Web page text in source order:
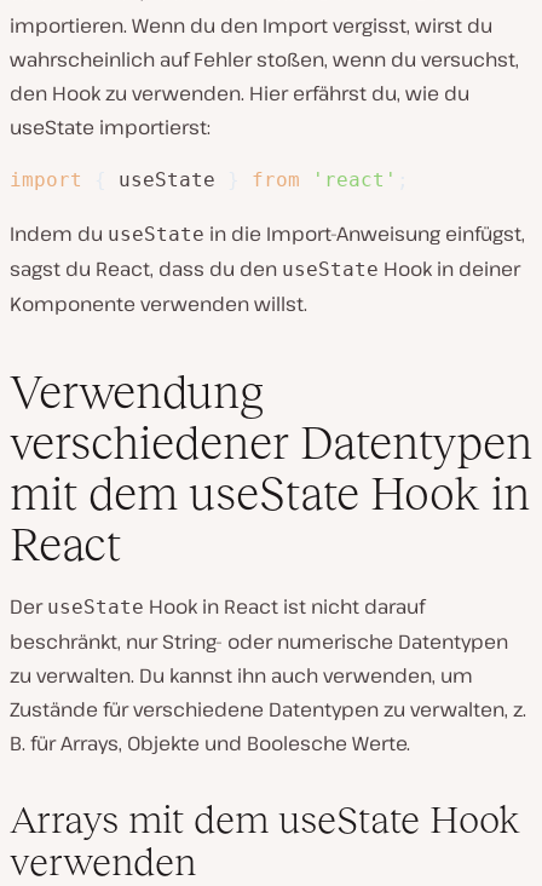
importieren. Wenn du den Import vergisst, wirst du
wahrscheinlich auf Fehler stoßen, wenn du versuchst,
den Hook zu verwenden. Hier erfährst du, wie du
useState importierst:
import useState from 'react'
Indem du useState in die Import-Anweisung einfügst,
sagst du React, dass du den useState Hook in deiner
Komponente verwenden willst.
Verwendung
verschiedener Datentypen
mit dem useState Hook in
React
Der useState Hook in React ist nicht darauf
beschränkt, nur String- oder numerische Datentypen
zu verwalten. Du kannst ihn auch verwenden, um
Zustände für verschiedene Datentypen zu verwalten, z.
B. für Arrays, Objekte und Boolesche Werte.
Arrays mit dem useState Hook
verwenden